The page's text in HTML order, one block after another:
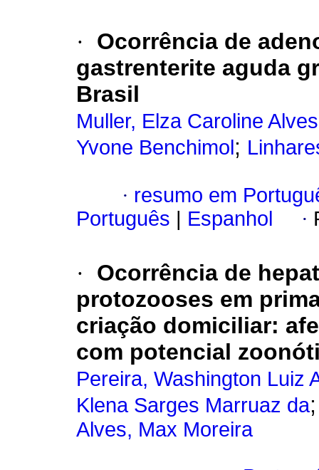
·
Ocorrência de
gastrenterite aguda
Brasil
Muller, Elza Caroline Alves
Yvone Benchimol ;
· resumo em
Português
Espanhol ·
·
Ocorrência de
protozooses em
criação domiciliar:
com potencial
Pereira, Washington Luiz
Klena Sarges Marruaz da
Alves, Max Moreira